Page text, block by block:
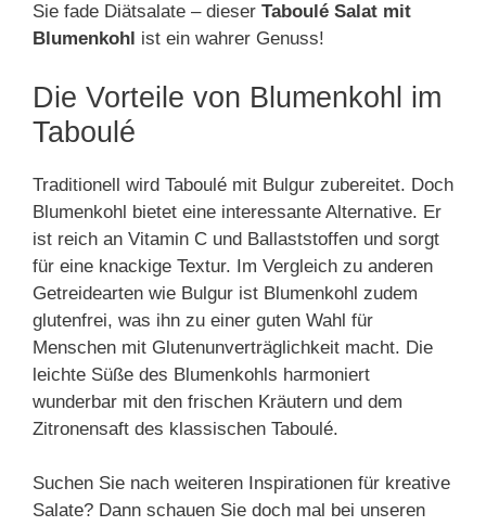
Sie fade Diätsalate – dieser Taboulé Salat mit
Blumenkohl ist ein wahrer Genuss!
Die Vorteile von Blumenkohl im
Taboulé
Traditionell wird Taboulé mit Bulgur zubereitet. Doch
Blumenkohl bietet eine interessante Alternative. Er
ist reich an Vitamin C und Ballaststoffen und sorgt
für eine knackige Textur. Im Vergleich zu anderen
Getreidearten wie Bulgur ist Blumenkohl zudem
glutenfrei, was ihn zu einer guten Wahl für
Menschen mit Glutenunverträglichkeit macht. Die
leichte Süße des Blumenkohls harmoniert
wunderbar mit den frischen Kräutern und dem
Zitronensaft des klassischen Taboulé.
Suchen Sie nach weiteren Inspirationen für kreative
Salate? Dann schauen Sie doch mal bei unseren